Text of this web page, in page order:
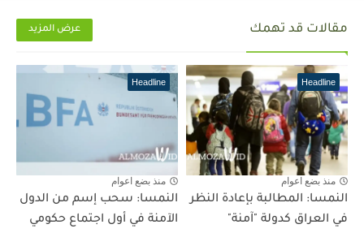
مقالات قد تهمك عرض المزيد
Headline
منذ بضع اعوام
النمسا: المطالبة بإعادة النظر
في العراق كدولة "آمنة"
Headline
منذ بضع اعوام
النمسا: سحب إسم من الدول
الآمنة في أول اجتماع حكومي